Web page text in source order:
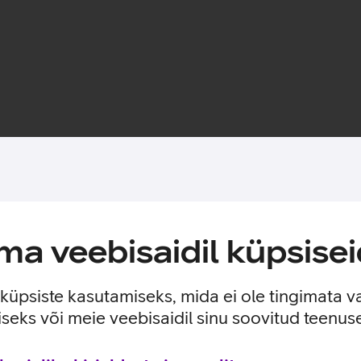
veebisaidil
kasutamiseks, mida ei ole tingimata
või meie veebisaidil sinu soovitud
MagSafe magnetid, mis muudavad ümbrise
seda eemaldamata. Lisaks saab ümbrise tagaküljele